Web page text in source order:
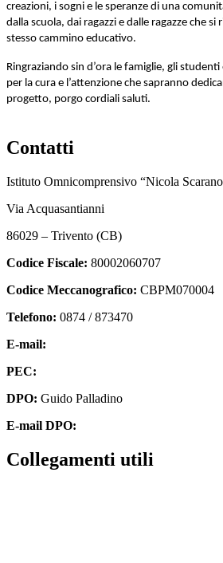
creazioni, i sogni e le speranze di una
dalla scuola, dai ragazzi e dalle ragazze che
stesso cammino educativo.
Ringraziando sin d’ora le famiglie, gli
per la cura e l’attenzione che sapranno
progetto, porgo cordiali saluti.
Contatti
Istituto Omnicomprensivo “Nicola
Via Acquasantianni
86029 – Trivento (CB)
Codice Fiscale: 80002060707
Codice Meccanografico: CBPM070004
Telefono: 0874 / 873470
E-mail:
PEC:
DPO: Guido Palladino
E-mail DPO:
Collegamenti utili